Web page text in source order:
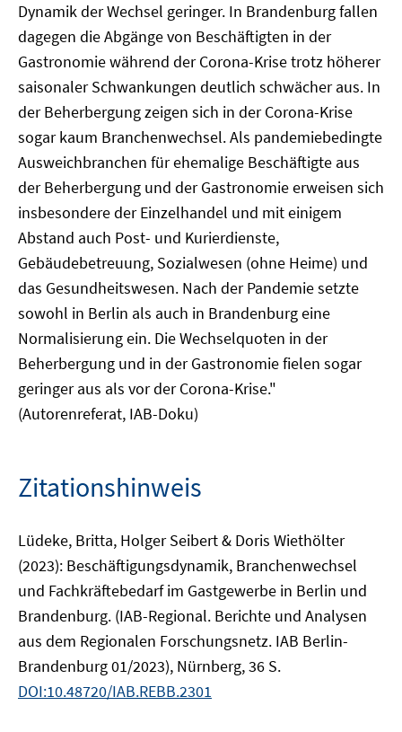
Dynamik der Wechsel geringer. In Brandenburg fallen
dagegen die Abgänge von Beschäftigten in der
Gastronomie während der Corona-Krise trotz höherer
saisonaler Schwankungen deutlich schwächer aus. In
der Beherbergung zeigen sich in der Corona-Krise
sogar kaum Branchenwechsel. Als pandemiebedingte
Ausweichbranchen für ehemalige Beschäftigte aus
der Beherbergung und der Gastronomie erweisen sich
insbesondere der Einzelhandel und mit einigem
Abstand auch Post- und Kurierdienste,
Gebäudebetreuung, Sozialwesen (ohne Heime) und
das Gesundheitswesen. Nach der Pandemie setzte
sowohl in Berlin als auch in Brandenburg eine
Normalisierung ein. Die Wechselquoten in der
Beherbergung und in der Gastronomie fielen sogar
geringer aus als vor der Corona-Krise."
(Autorenreferat, IAB-Doku)
Zitationshinweis
Lüdeke, Britta, Holger Seibert & Doris Wiethölter
(2023): Beschäftigungsdynamik, Branchenwechsel
und Fachkräftebedarf im Gastgewerbe in Berlin und
Brandenburg. (IAB-Regional. Berichte und Analysen
aus dem Regionalen Forschungsnetz. IAB Berlin-
Brandenburg 01/2023), Nürnberg, 36 S.
DOI:10.48720/IAB.REBB.2301